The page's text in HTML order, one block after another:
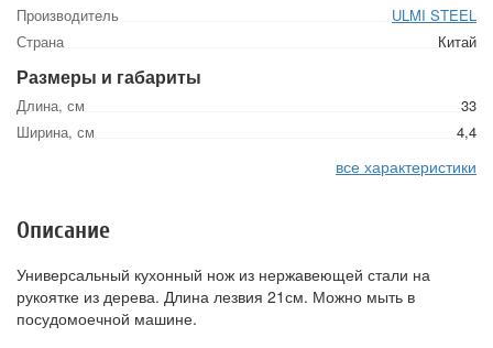
Производитель
ULMI STEEL
Страна
Китай
Размеры и габариты
Длина, см
33
Ширина, см
4,4
все характеристики
Описание
Универсальный кухонный нож из нержавеющей стали на
рукоятке из дерева. Длина лезвия 21см. Можно мыть в
посудомоечной машине.